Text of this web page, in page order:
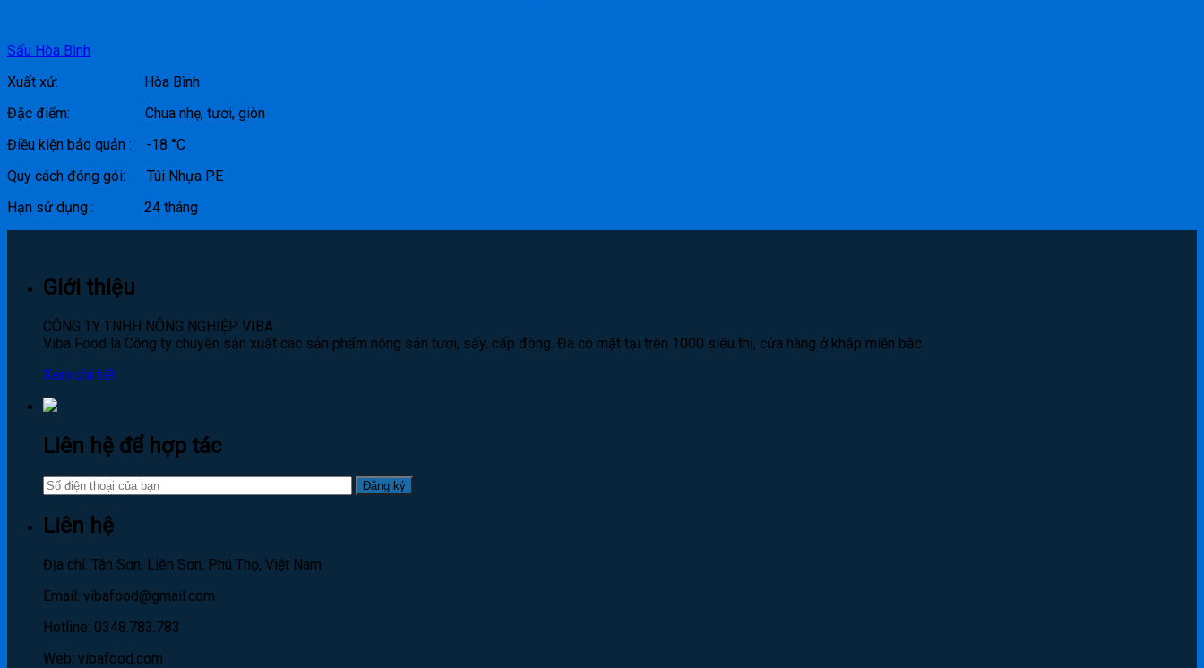
Sấu Hòa Bình
Xuất xứ: Hòa Bình
Đặc điểm: Chua nhẹ, tươi, giòn
Điều kiện bảo quản : -18 °C
Quy cách đóng gói: Túi Nhựa PE
Hạn sử dụng : 24 tháng
Giới thiệu
CÔNG TY TNHH NÔNG NGHIỆP VIBA
Viba Food là Công ty chuyên sản xuất các sản phẩm nông sản tươi, sấy, cấp đông. Đã có mặt tại trên 1000 siêu thị, cửa hàng ở khắp miền bắc.
Xem chi tiết
Liên hệ để hợp tác
Liên hệ
Địa chỉ: Tân Sơn, Liên Sơn, Phú Thọ, Việt Nam
Email: vibafood@gmail.com
Hotline: 0348.783.783
Web: vibafood.com